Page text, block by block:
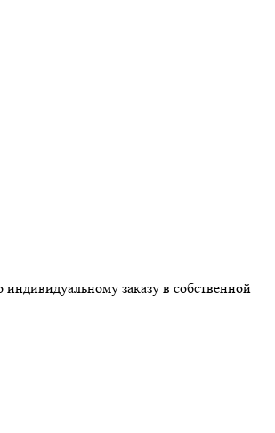
заказу в собственной